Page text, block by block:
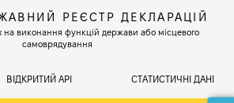
РЕЄСТР ДЕКЛАРАЦІЙ
на виконання функцій держави або місцевого
самоврядування
ВІДКРИТИЙ АРІ СТАТИСТИЧНІ ДАНІ